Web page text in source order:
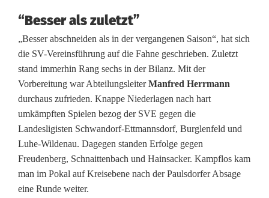
z
u
v
e
r
s
i
c
“Besser als zuletzt”
„Besser abschneiden als in der vergangenen Saison“, hat sich
die SV-Vereinsführung auf die Fahne geschrieben. Zuletzt
stand immerhin Rang sechs in der Bilanz. Mit der
Vorbereitung war AbteilungsleiterManfred Herrmann
durchaus zufrieden. Knappe Niederlagen nach hart
umkämpften Spielen bezog der SVE gegen die
Landesligisten Schwandorf-Ettmannsdorf, Burglenfeld und
Luhe-Wildenau. Dagegen standen Erfolge gegen
Freudenberg, Schnaittenbach und Hainsacker. Kampflos kam
man im Pokal auf Kreisebene nach der Paulsdorfer Absage
eine Runde weiter.